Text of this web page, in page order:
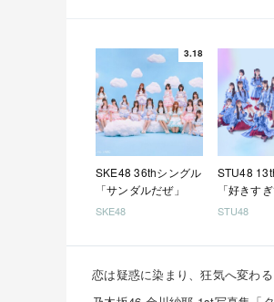
3.18
SKE48 36thシングル
「サンダルだぜ」
SKE48
STU48
「好きす
STU48
恋は疑惑に染まり、狂気へ変わる